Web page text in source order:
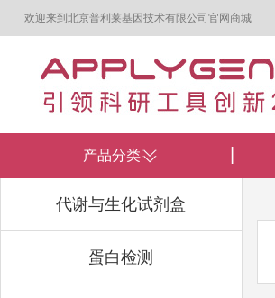
欢迎来到北京普利莱基因技术有限公司官网商城
产品分类
代谢与生化试剂盒
蛋白检测